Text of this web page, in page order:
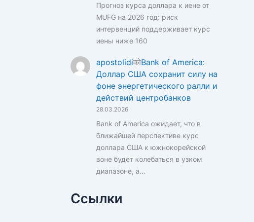
Прогноз курса доллара к иене от
MUFG на 2026 год: риск
интервенций поддерживает курс
иены ниже 160
apostolidiकोBank of America:
Доллар США сохранит силу на
фоне энергетического ралли и
действий центробанков
28.03.2026
Bank of America ожидает, что в
ближайшей перспективе курс
доллара США к южнокорейской
воне будет колебаться в узком
диапазоне, а…
Ссылки